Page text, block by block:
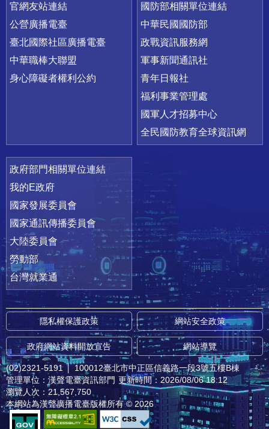
官網友站連結
公營廣播電臺
臺北國際社區廣播電臺
中華職棒大聯盟
身心障礙者權利公約
國防部相關單位連結
中華民國國防部
政戰資訊服務網
軍事新聞通訊社
青年日報社
福利事業管理處
國軍人才招募中心
全民國防教育全球資訊網
政府部門相關單位連結
我的E政府
國家發展委員會
國家通訊傳播委員會
大陸委員會
勞動部
台灣就業通
隱私權保護政策 網站安全政策
政府網站資料開放宣告 網站導覽
(02)2321-5191 │ 100012臺北市中正區信義路一段3號五樓B棟
管理單位：漢聲電臺資訊部門 更新時間：2026/08/06 18:12
瀏覽人次：21,567,750
本網站為漢聲廣播電臺版權所有 © 2026